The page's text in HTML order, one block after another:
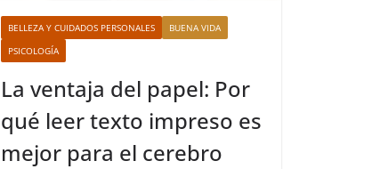
BELLEZA Y CUIDADOS PERSONALES
BUENA VIDA
PSICOLOGÍA
La ventaja del papel: Por
qué leer texto impreso es
mejor para el cerebro